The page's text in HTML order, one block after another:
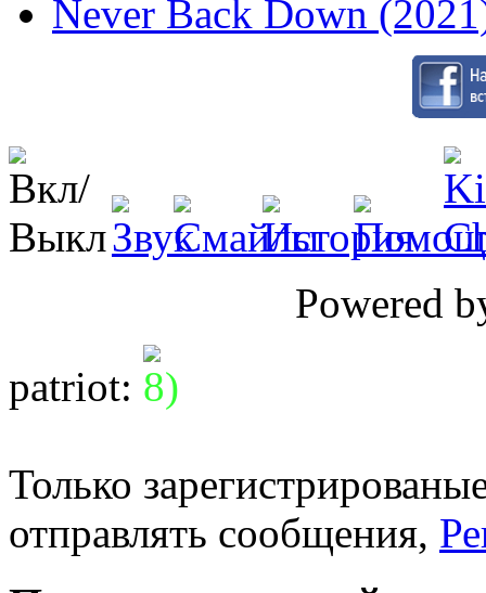
Never Back Down
Powered
patriot:
Только
отправлять сообщения,